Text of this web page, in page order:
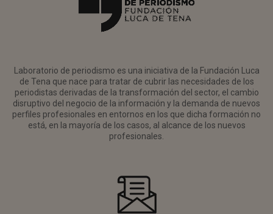
Laboratorio de periodismo es una iniciativa de la Fundación Luca
de Tena que nace para tratar de cubrir las necesidades de los
periodistas derivadas de la transformación del sector, el cambio
disruptivo del negocio de la información y la demanda de nuevos
perfiles profesionales en entornos en los que dicha formación no
está, en la mayoría de los casos, al alcance de los nuevos
profesionales.